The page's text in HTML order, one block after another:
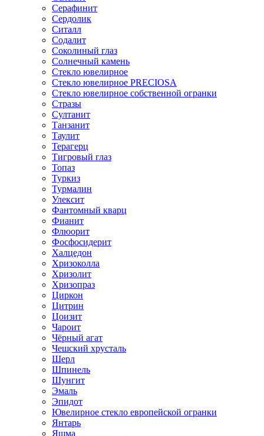
Серафинит
Сердолик
Ситалл
Содалит
Соколиный глаз
Солнечный камень
Стекло ювелирное
Стекло ювелирное PRECIOSA
Стекло ювелирное собственной огранки
Стразы
Султанит
Танзанит
Таулит
Терагерц
Тигровый глаз
Топаз
Туркиз
Турмалин
Улексит
Фантомный кварц
Фианит
Флюорит
Фосфосидерит
Халцедон
Хризоколла
Хризолит
Хризопраз
Циркон
Цитрин
Цоизит
Чароит
Чёрный агат
Чешский хрусталь
Шерл
Шпинель
Шунгит
Эмаль
Эпидот
Ювелирное стекло европейской огранки
Янтарь
Яшма